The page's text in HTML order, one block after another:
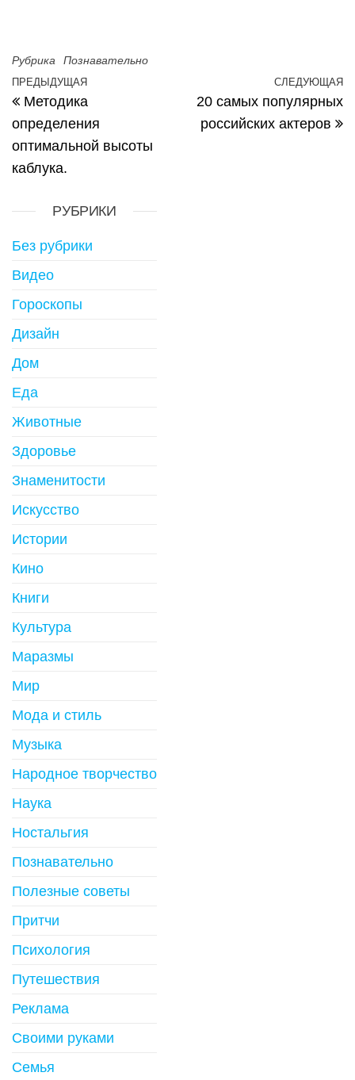
Рубрика Познавательно
Навигация по записям
Предыдущая запись
ПРЕДЫДУЩАЯ
Методика
определения
оптимальной высоты
каблука.
СЛЕДУЮЩАЯ
20 самых популярных
российских актеров
РУБРИКИ
Без рубрики
Видео
Гороскопы
Дизайн
Дом
Еда
Животные
Здоровье
Знаменитости
Искусство
Истории
Кино
Книги
Культура
Маразмы
Мир
Мода и стиль
Музыка
Народное творчество
Наука
Ностальгия
Познавательно
Полезные советы
Притчи
Психология
Путешествия
Реклама
Своими руками
Семья